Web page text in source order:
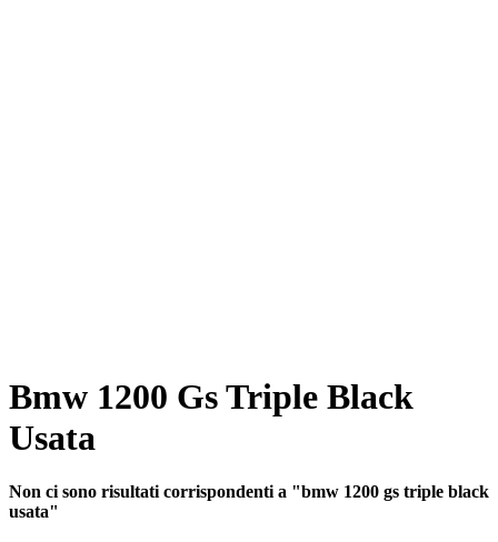
Bmw 1200 Gs Triple Black
Usata
Non ci sono risultati corrispondenti a "bmw 1200 gs triple black
usata"